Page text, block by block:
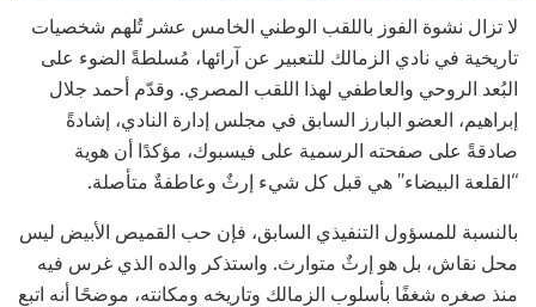
لا تزال نشوة الفوز باللقب الوطني الخامس عشر تُلهم شخصيات
تاريخية في نادي الزمالك للتعبير عن آرائها، مُسلطةً الضوء على
البُعد الروحي والعاطفي لهذا اللقب المصري. وقدّم أحمد جلال
إبراهيم، العضو البارز السابق في مجلس إدارة النادي، إشادةً
صادقةً على صفحته الرسمية على فيسبوك، مؤكدًا أن هوية
“القلعة البيضاء” هي قبل كل شيء إرثٌ وعاطفةٌ متأصلة.
بالنسبة للمسؤول التنفيذي السابق، فإن حب القميص الأبيض ليس
محل نقاش، بل هو إرثٌ متوارث. واستذكر والده الذي غرس فيه
منذ صغره شغفًا بأسلوب الزمالك وتاريخه ومكانته، موضحًا أنه اتبع